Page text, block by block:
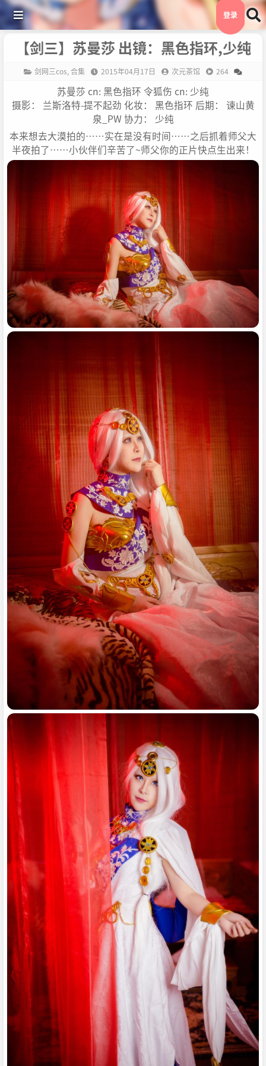
登录
【剑三】苏曼莎 出镜：黑色指环,少纯
剑网三cos,合集 2015年04月17日 次元茶馆 264
苏曼莎 cn: 黑色指环 令狐伤 cn: 少纯
摄影： 兰斯洛特-提不起劲 化妆： 黑色指环 后期： 谏山黄
泉_PW 协力： 少纯
本来想去大漠拍的……实在是没有时间……之后抓着师父大
半夜拍了……小伙伴们辛苦了~师父你的正片快点生出来！